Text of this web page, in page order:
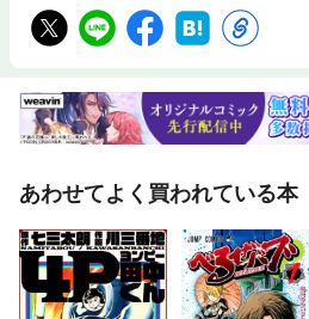
あわせてよく買われている本